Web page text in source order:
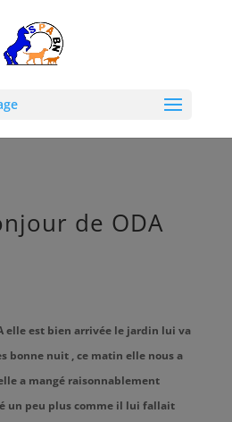
de ODA
elle est bien arrivée le jardin lui va
bonne nuit , ce matin elle nous a
a mangé raisonnablement
un peu plus comme il lui fallait